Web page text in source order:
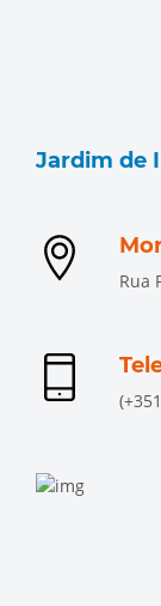
Jardim de
Rua